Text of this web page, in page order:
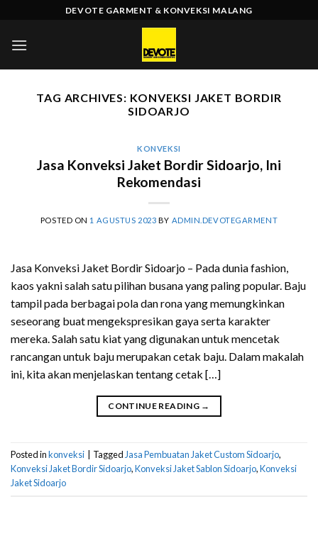
content
DEVOTE GARMENT & KONVEKSI MALANG
TAG ARCHIVES: KONVEKSI JAKET BORDIR
SIDOARJO
KONVEKSI
Jasa Konveksi Jaket Bordir Sidoarjo, Ini
Rekomendasi
POSTED ON 1 AGUSTUS 2023 BY ADMIN.DEVOTEGARMENT
Jasa Konveksi Jaket Bordir Sidoarjo – Pada dunia fashion,
kaos yakni salah satu pilihan busana yang paling popular. Baju
tampil pada berbagai pola dan rona yang memungkinkan
seseorang buat mengekspresikan gaya serta karakter
mereka. Salah satu kiat yang digunakan untuk mencetak
rancangan untuk baju merupakan cetak baju. Dalam makalah
ini, kita akan menjelaskan tentang cetak […]
CONTINUE READING →
Posted inkonveksi Tagged Jasa Pembuatan Jaket Custom Sidoarjo,
Konveksi Jaket Bordir Sidoarjo,Konveksi Jaket Sablon Sidoarjo,Konveksi
Jaket Sidoarjo